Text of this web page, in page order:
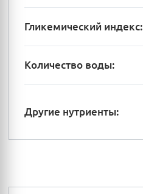
Гликемический индекс:
Количество воды:
Другие нутриенты: